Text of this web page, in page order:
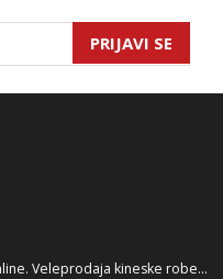
PRIJAVI SE
Veleprodaja kineske robe...